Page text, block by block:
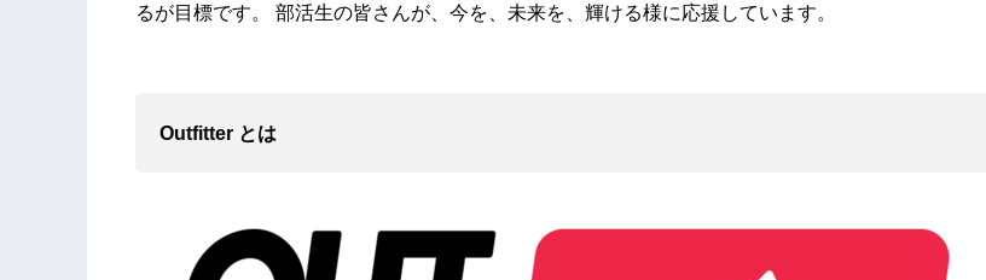
るが目標です。 部活生の皆さんが、今を、未来を、輝ける様に応援しています。
Outfitter とは